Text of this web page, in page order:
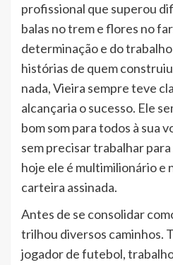
profissional que superou
balas no trem e flores no
determinação e do
histórias de quem
nada, Vieira sempre teve
alcançaria o sucesso. Ele
bom som para todos à sua
sem precisar trabalhar
hoje ele é multimilionário e
carteira assinada.
Antes de se consolidar
trilhou diversos caminhos.
jogador de futebol,